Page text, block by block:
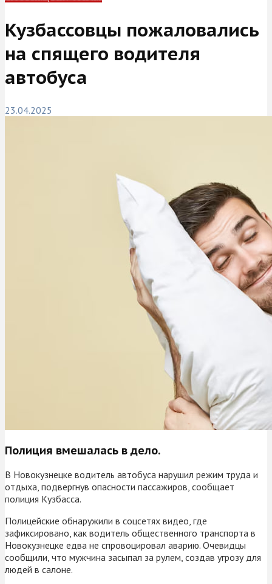
Кузбассовцы пожаловались
на спящего водителя
автобуса
23.04.2025
Полиция вмешалась в дело.
В Новокузнецке водитель автобуса нарушил режим труда и
отдыха, подвергнув опасности пассажиров, сообщает
полиция Кузбасса.
Полицейские обнаружили в соцсетях видео, где
зафиксировано, как водитель общественного транспорта в
Новокузнецке едва не спровоцировал аварию. Очевидцы
сообщили, что мужчина засыпал за рулем, создав угрозу для
людей в салоне.